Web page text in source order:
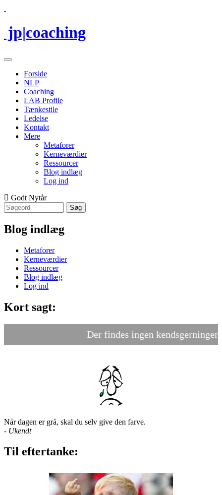
jp|coaching
Forside
NLP
Coaching
LAB Profile
Tænkestile
Ledelse
Kontakt
Mere
Metaforer
Kerneværdier
Ressourcer
Blog indlæg
Log ind
Godt Nytår
Blog indlæg
Metaforer
Kerneværdier
Ressourcer
Blog indlæg
Log ind
Kort sagt:
Der findes ingen
Når dagen er grå, skal du selv give den farve.
- Ukendt
Til eftertanke: